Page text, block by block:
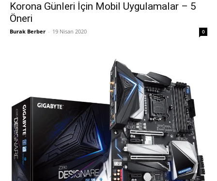
Korona Günleri İçin Mobil Uygulamalar – 5
Öneri
Burak Berber - 19 Nisan 2020 0